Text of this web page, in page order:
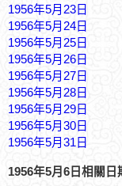
1956年5月23日
1956年5月24日
1956年5月25日
1956年5月26日
1956年5月27日
1956年5月28日
1956年5月29日
1956年5月30日
1956年5月31日
1956年5月6日相關日